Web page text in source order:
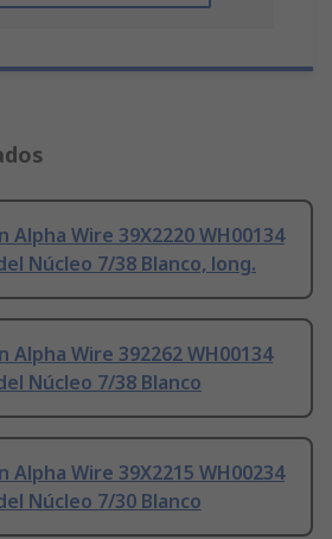
Alpha Wire 39X2220 WH00134
Núcleo 7/38 Blanco, long.
Alpha Wire 392262 WH00134
Núcleo 7/38 Blanco
Alpha Wire 39X2215 WH00234
Núcleo 7/30 Blanco